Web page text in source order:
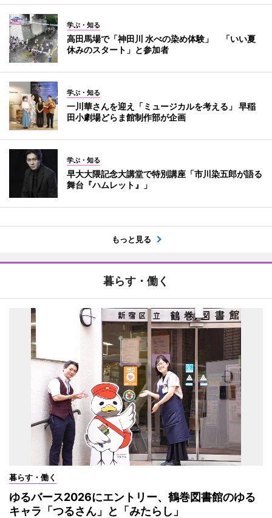
学ぶ・知る
高田馬場で「神田川 水べの染め体験」 「いい夏
休みのスタート」と参加者
学ぶ・知る
一川華さんを迎え「ミュージカルを考える」 早稲
田小劇場どらま館制作部が企画
学ぶ・知る
早大大隈記念大講堂で特別講座「市川染五郎が語る
舞台『ハムレット』」
もっと見る
暮らす・働く
暮らす・働く
ゆるバース2026にエントリー、鶴巻図書館のゆる
キャラ「つるさん」と「みたらし」